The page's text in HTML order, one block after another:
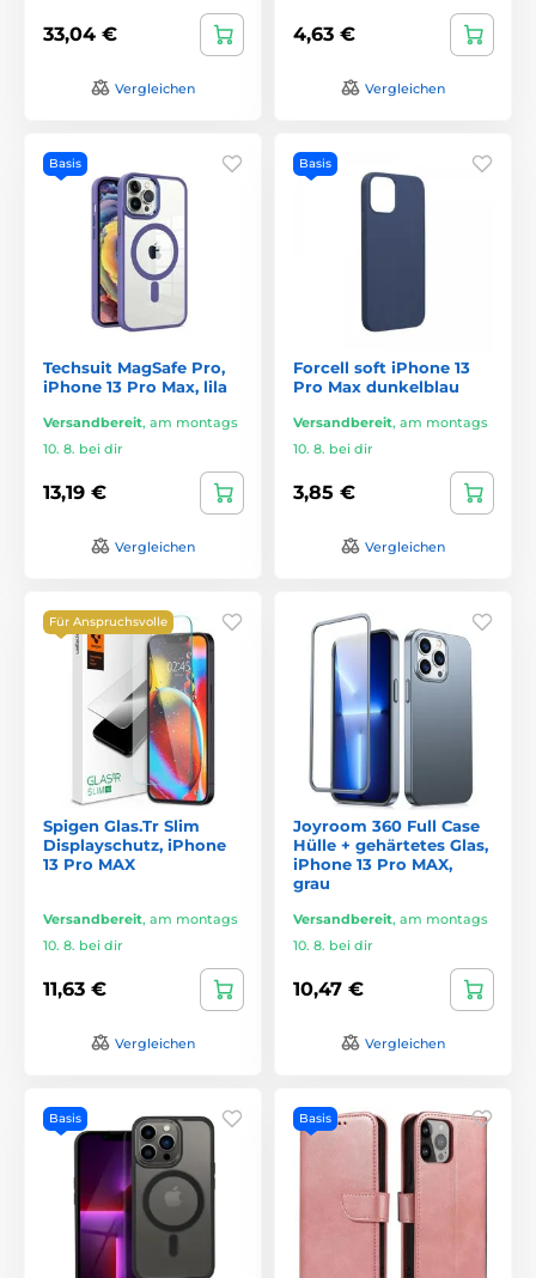
33,04 €
Vergleichen
4,63 €
Vergleichen
Basis
Techsuit MagSafe Pro,
iPhone 13 Pro Max, lila
Versandbereit, am montags
10. 8. bei dir
13,19 €
Vergleichen
Basis
Forcell soft iPhone 13
Pro Max dunkelblau
Versandbereit, am montags
10. 8. bei dir
3,85 €
Vergleichen
Für Anspruchsvolle
Spigen Glas.Tr Slim
Displayschutz, iPhone
13 Pro MAX
Versandbereit, am montags
10. 8. bei dir
11,63 €
Vergleichen
Joyroom 360 Full Case
Hülle + gehärtetes Glas,
iPhone 13 Pro MAX,
grau
Versandbereit, am montags
10. 8. bei dir
10,47 €
Vergleichen
Basis Basis